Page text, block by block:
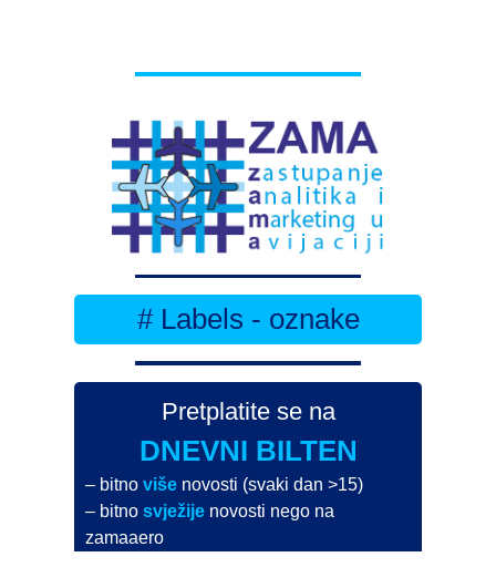
# Labels - oznake
Pretplatite se na
DNEVNI BILTEN
– bitnoviše novosti (svaki dan >15)
– bitnosvježije novosti nego na
zamaaero